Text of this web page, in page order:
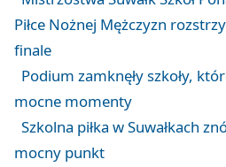
Piłce Nożnej Mężczyzn
finale
Podium zamknęły szkoły,
mocne momenty
Szkolna piłka w Suwałkach
mocny punkt